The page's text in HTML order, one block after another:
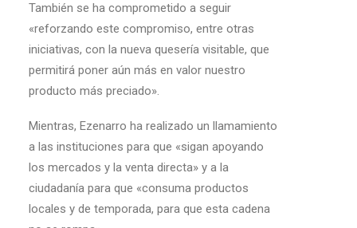
También se ha comprometido a seguir
«reforzando este compromiso, entre otras
iniciativas, con la nueva quesería visitable, que
permitirá poner aún más en valor nuestro
producto más preciado».
Mientras, Ezenarro ha realizado un llamamiento
a las instituciones para que «sigan apoyando
los mercados y la venta directa» y a la
ciudadanía para que «consuma productos
locales y de temporada, para que esta cadena